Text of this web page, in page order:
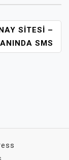
SITESI –
ANINDA SMS